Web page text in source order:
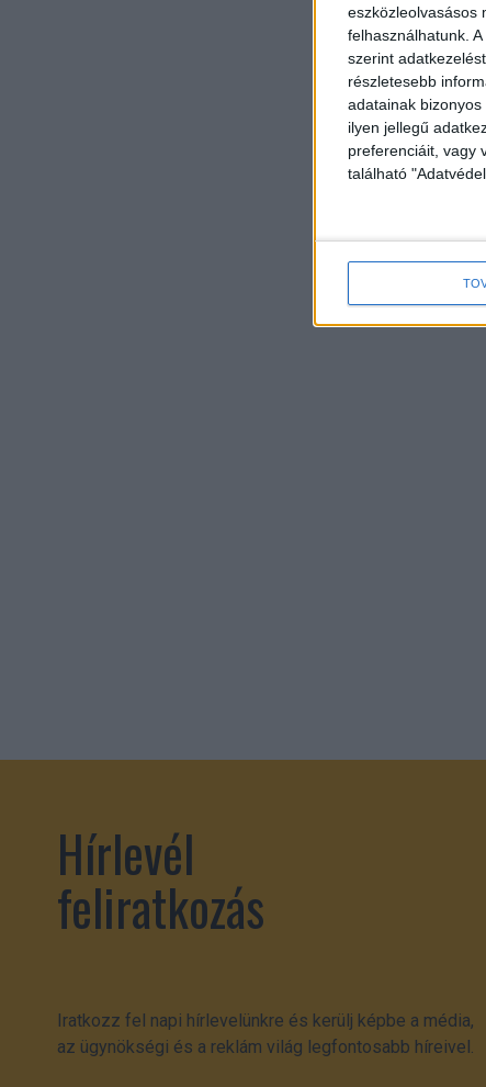
eszközleolvasásos
felhasználhatunk.
szerint
részletesebb
adatainak
ilyen jellegű
preferenciáit, vagy
található
Hírlevél
feliratkozás
Iratkozz fel napi hírlevelünkre és kerülj képbe a média,
az ügynökségi és a reklám világ legfontosabb híreivel.